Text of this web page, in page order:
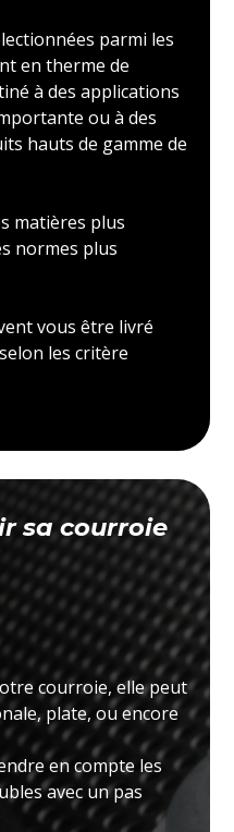
parmi les
en therme de
à des applications
ou à des
hauts de gamme de
matières plus
normes plus
vous être livré
les critère
sa courroie
courroie, elle peut
plate, ou encore
en compte les
avec un pas